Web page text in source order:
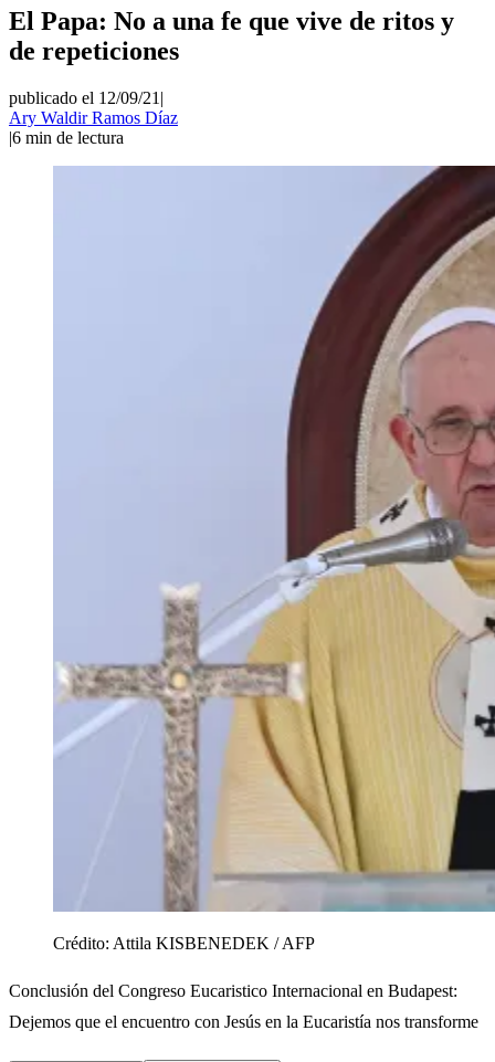
El Papa: No a una fe que vive de ritos y
de repeticiones
publicado el 12/09/21 |
Ary Waldir Ramos Díaz
|6 min de lectura
Crédito: Attila KISBENEDEK / AFP
Conclusión del Congreso Eucaristico Internacional en Budapest:
Dejemos que el encuentro con Jesús en la Eucaristía nos transforme